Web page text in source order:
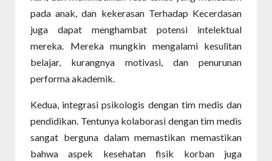
pada anak, dan kekerasan Terhadap Kecerdasan
juga dapat menghambat potensi intelektual
mereka. Mereka mungkin mengalami kesulitan
belajar, kurangnya motivasi, dan penurunan
performa akademik.
Kedua, integrasi psikologis dengan tim medis dan
pendidikan. Tentunya kolaborasi dengan tim medis
sangat berguna dalam memastikan memastikan
bahwa aspek kesehatan fisik korban juga